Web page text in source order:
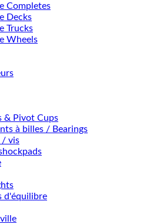
Completes
Decks
Trucks
Wheels
& Pivot Cups
à billes / Bearings
/ vis
d'équilibre